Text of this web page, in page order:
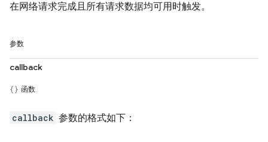
在网络请求完成且所有请求数据均可用时触发。
参数
callback
函数
callback 参数的格式如下：